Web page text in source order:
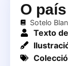
O
Sotelo
Texto